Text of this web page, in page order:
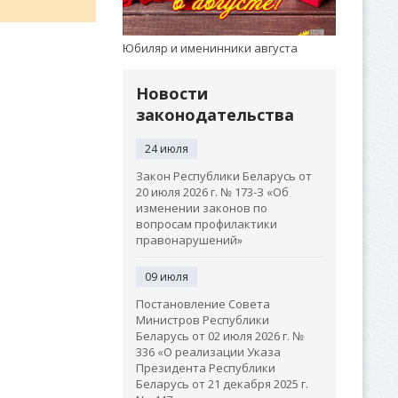
Юбиляр и именинники августа
Новости
законодательства
24 июля
Закон Республики Беларусь от
20 июля 2026 г. № 173-З «Об
изменении законов по
вопросам профилактики
правонарушений»
09 июля
Постановление Совета
Министров Республики
Беларусь от 02 июля 2026 г. №
336 «О реализации Указа
Президента Республики
Беларусь от 21 декабря 2025 г.